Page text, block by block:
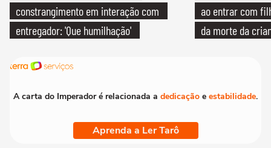
constrangimento em interação com
entregador: 'Que humilhação'
ao entrar com
da morte da
A carta do Imperador é relacionada a dedicação e estabilidade.
Aprenda a Ler Tarô